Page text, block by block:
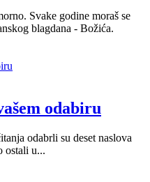
Svake godine moraš se
blagdana - Božića.
odabiru
odabrli su deset naslova
ostali u...